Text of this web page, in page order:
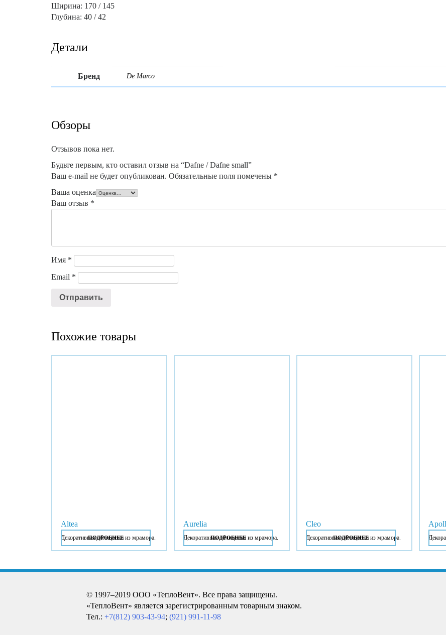
Ширина: 170 / 145
Глубина: 40 / 42
Детали
Бренд De Marco
Обзоры
Отзывов пока нет.
Будьте первым, кто оставил отзыв на “Dafne / Dafne small”
Ваш e-mail не будет опубликован. Обязательные поля помечены *
Ваша оценка
Ваш отзыв *
Имя *
Email *
Похожие товары
Altea
Декоративная облицовка из мрамора.
ПОДРОБНЕЕ
Aurelia
Декоративная облицовка из мрамора.
ПОДРОБНЕЕ
Cleo
Декоративная облицовка из мрамора.
ПОДРОБНЕЕ
© 1997–2019 ООО «ТеплоВент». Все права защищены.
«ТеплоВент» является зарегистрированным товарным знаком.
Тел.: +7(812) 903-43-94; (921) 991-11-98